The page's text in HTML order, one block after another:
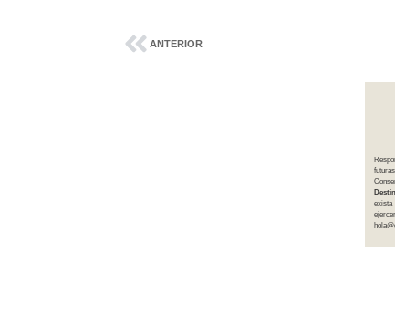
ANTERIOR
exista